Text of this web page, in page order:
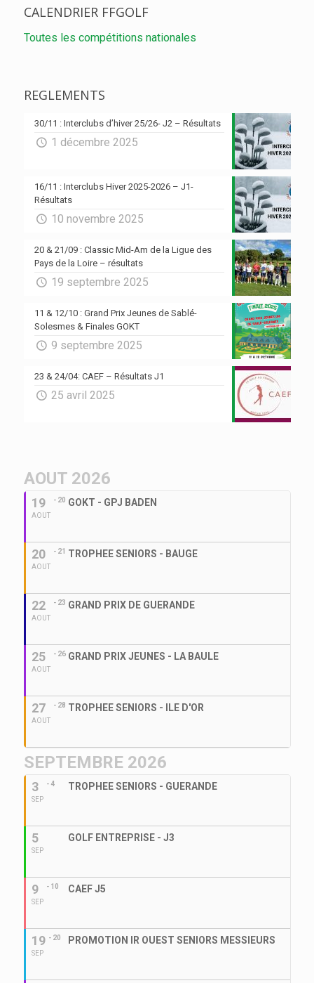
CALENDRIER FFGOLF
Toutes les compétitions nationales
REGLEMENTS
30/11 : Interclubs d’hiver 25/26- J2 – Résultats
1 décembre 2025
16/11 : Interclubs Hiver 2025-2026 – J1-
Résultats
10 novembre 2025
20 & 21/09 : Classic Mid-Am de la Ligue des
Pays de la Loire – résultats
19 septembre 2025
11 & 12/10 : Grand Prix Jeunes de Sablé-
Solesmes & Finales GOKT
9 septembre 2025
23 & 24/04: CAEF – Résultats J1
25 avril 2025
AOUT 2026
19
AOUT
- 20 GOKT - GPJ BADEN
20
AOUT
- 21 TROPHEE SENIORS - BAUGE
22
AOUT
- 23 GRAND PRIX DE GUERANDE
25
AOUT
- 26 GRAND PRIX JEUNES - LA BAULE
27
AOUT
- 28 TROPHEE SENIORS - ILE D'OR
SEPTEMBRE 2026
3
SEP
- 4 TROPHEE SENIORS - GUERANDE
5
SEP
GOLF ENTREPRISE - J3
9
SEP
- 10 CAEF J5
19
SEP
- 20 PROMOTION IR OUEST SENIORS MESSIEURS